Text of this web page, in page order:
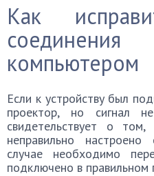
Как
компьютером
Если к устройству был
проектор, но сигнал
свидетельствует о
неправильно
случае необходимо
подключено в правильном